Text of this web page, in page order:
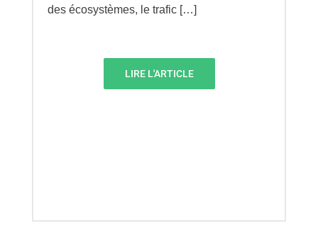
des écosystèmes, le trafic […]
LIRE L'ARTICLE